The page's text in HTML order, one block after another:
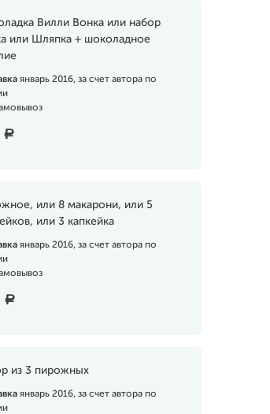
Вилли Вонка или набор
или Шляпка + шоколадное
январь 2016, за счет автора по
a
или 8 макарони, или 5
или 3 капкейка
январь 2016, за счет автора по
a
из 3 пирожных
январь 2016, за счет автора по